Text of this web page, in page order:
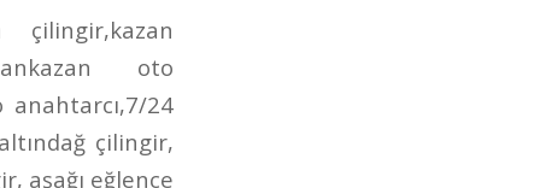
anahtarcı,aktaş oto çilingir,demetgül çilingir,demetgül anahtarcı,demetgül oto çilingir,demetgül oto anahtarcı,etlik caddesi çilingir,etlik caddesi anahtarcı,etlik caddesi oto çilingir,etlik caddesi oto anahtarcı,kuyuyazısı caddesi çilingir,kuyuyazısı caddesi oto çilingir,kuyuyazısı caddesi anahtarcı,kurtuluş çilingir,kurtuluş oto çilingir,kurtuluş anahtarcı,kurtuluş oto anahtarcı,seğmenler çilingir,seğmenler oto çilingir,seğmenler anahtarcı,seğmenler oto anahtarcı,atış caddesi çilingir,atış caddesi oto çilingir,atış caddesi anahtarcı,atış caddesi oto anahtarcı,ragıp tüzün çilingir,ragıp tüzün anahtarcı,ragıp tüzün caddesi çilingir,ragıp tüzün oto çilingir,ragıp tüzün oto anahtarcı,refik saydam caddesi çilingir,refik saydam çilingir,refik saydam caddesi oto çilingir,refik saydam oto çilingir,ahmet şefik kolaylı çilingir,ahmet şefik kolaylı oto çilingir,çambaşı caddesi çilingir,çambaşı caddesi oto çilingir,çambaşı caddesi anahtarcı,çambaşı caddesi oto anahtarcı,selim caddesi çilingir,selim caddesi oto çilingir,selim caddesi anahtarcı,selim caddesi oto anahtarcı,estergon caddesi çilingir,estergon caddesi anahtarcı,estergon caddesi oto çilingir,estergon caddesi oto anahtarcı,aydan caddesi çilingir,aydan caddesi oto çilingir,aydan caddesi anahtarcı,aydan caddesi oto anahtarcı,ahi evran caddesi çilingir,ahi evran caddesi oto çilingir,ahi evran caddesi oto anahtarcı,ahi evran caddesi anahtarcı,uzay çağı caddesi çilingir,uzay çağı caddesi oto çilingir,uzay çağı caddesi anahtarcı,alınteri bulvarı çilingir,alınteri bulvarı oto çilingir,alınteri bulvarı anahtarcı,alınteri bulvarı oto anahtarcı,bağdat caddesi çilingir,bağdat caddesi oto çilingir,bağdat caddesi anahtarcı,bağdat caddesi oto anahtarcı,çınardibi caddesi çilingir,çınardibi caddesi oto çilingir,